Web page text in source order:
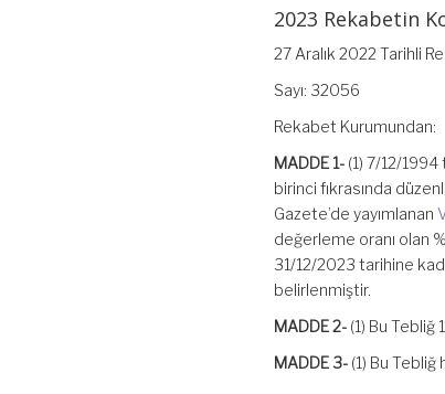
2023 Rekabetin
27 Aralık 2022 Tarihli
Sayı: 32056
Rekabet Kurumundan:
MADDE 1- (1)7/12/1994
birinci fıkrasında
Gazete’de yayımlanan
değerleme oranı olan
31/12/2023 tarihine
belirlenmiştir.
MADDE 2- (1) Bu Tebliğ
MADDE 3- (1) Bu